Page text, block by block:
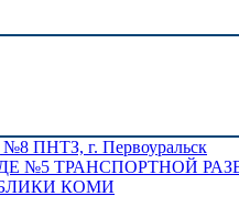
ПНТЗ, г. Первоуральск
№5 ТРАНСПОРТНОЙ
КОМИ